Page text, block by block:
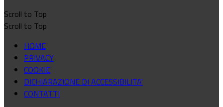
Scroll to Top
Scroll to Top
HOME
PRIVACY
COOKIE
DICHIARAZIONE DI ACCESSIBILITA'
CONTATTI